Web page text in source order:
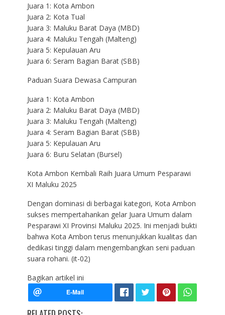
Juara 1: Kota Ambon
Juara 2: Kota Tual
Juara 3: Maluku Barat Daya (MBD)
Juara 4: Maluku Tengah (Malteng)
Juara 5: Kepulauan Aru
Juara 6: Seram Bagian Barat (SBB)
Paduan Suara Dewasa Campuran
Juara 1: Kota Ambon
Juara 2: Maluku Barat Daya (MBD)
Juara 3: Maluku Tengah (Malteng)
Juara 4: Seram Bagian Barat (SBB)
Juara 5: Kepulauan Aru
Juara 6: Buru Selatan (Bursel)
Kota Ambon Kembali Raih Juara Umum Pesparawi
XI Maluku 2025
Dengan dominasi di berbagai kategori, Kota Ambon
sukses mempertahankan gelar Juara Umum dalam
Pesparawi XI Provinsi Maluku 2025. Ini menjadi bukti
bahwa Kota Ambon terus menunjukkan kualitas dan
dedikasi tinggi dalam mengembangkan seni paduan
suara rohani. (it-02)
Bagikan artikel ini